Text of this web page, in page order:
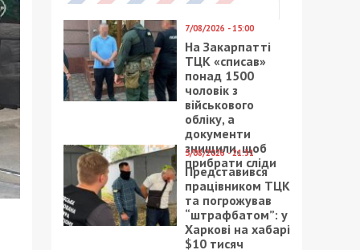
7/08/2026 - 15:00
На Закарпатті
ТЦК «списав»
понад 1500
чоловік з
військового
обліку, а
документи
знищили, щоб
прибрати сліди
5/08/2026 - 21:31
Представився
працівником ТЦК
та погрожував
“штрафбатом”: у
Харкові на хабарі
$10 тисяч